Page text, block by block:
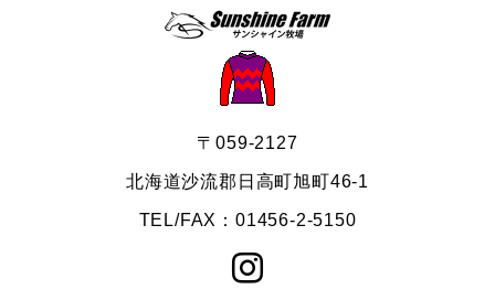
〒059-2127
北海道沙流郡日高町旭町46-1
TEL/FAX：01456-2-5150